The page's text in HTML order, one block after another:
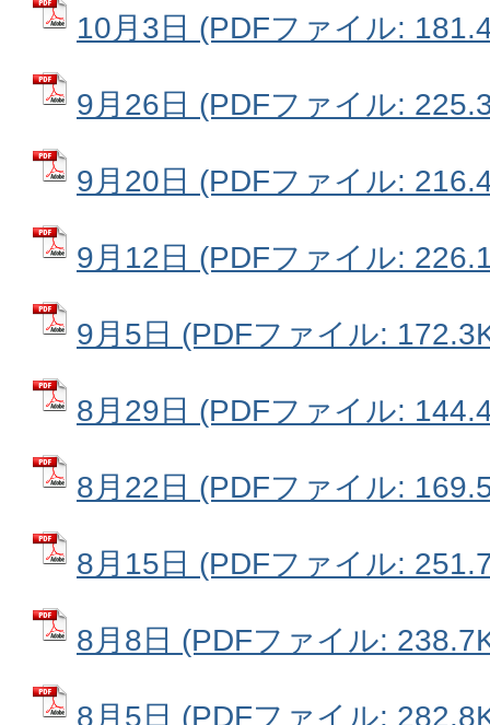
10月3日 (PDFファイル:
9月26日 (PDFファイル:
9月20日 (PDFファイル:
9月12日 (PDFファイル:
9月5日 (PDFファイル:
8月29日 (PDFファイル:
8月22日 (PDFファイル:
8月15日 (PDFファイル:
8月8日 (PDFファイル:
8月5日 (PDFファイル: